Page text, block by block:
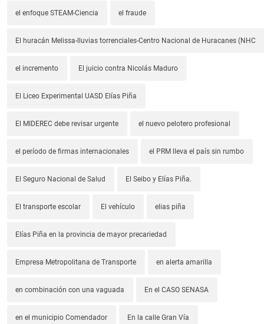
el enfoque STEAM-Ciencia el fraude
El huracán Melissa-lluvias torrenciales-Centro Nacional de Huracanes (NHC
el incremento El juicio contra Nicolás Maduro
El Liceo Experimental UASD Elías Piña
El MIDEREC debe revisar urgente el nuevo pelotero profesional
el período de firmas internacionales el PRM lleva el país sin rumbo
El Seguro Nacional de Salud El Seibo y Elías Piña.
El transporte escolar El vehículo elias piña
Elías Piña en la provincia de mayor precariedad
Empresa Metropolitana de Transporte en alerta amarilla
en combinación con una vaguada En el CASO SENASA
en el municipio Comendador En la calle Gran Vía